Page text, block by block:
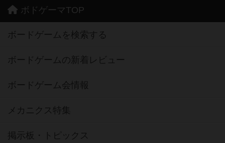
ボドゲーマTOP
ボードゲームを検索する
ボードゲームの新着レビュー
ボードゲーム会情報
メカニクス特集
掲示板・トピックス